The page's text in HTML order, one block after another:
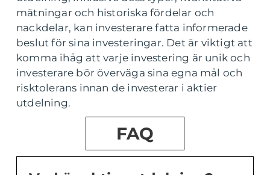
mätningar och historiska fördelar och
nackdelar, kan investerare fatta informerade
beslut för sina investeringar. Det är viktigt att
komma ihåg att varje investering är unik och
investerare bör överväga sina egna mål och
risktolerans innan de investerar i aktier
utdelning.
FAQ